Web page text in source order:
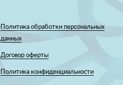
Политика обработки персональных
данных
Договор оферты
Политика конфиденциальности